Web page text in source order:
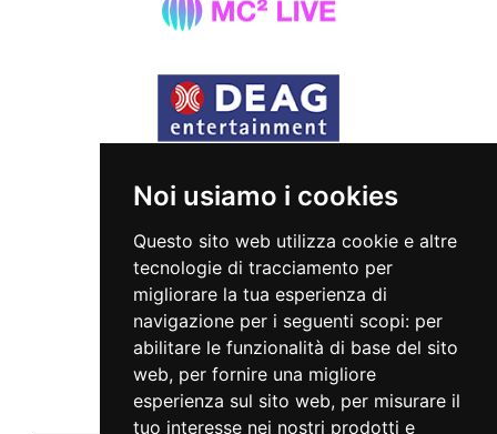
Noi usiamo i cookies
Questo sito web utilizza cookie e altre
tecnologie di tracciamento per
migliorare la tua esperienza di
navigazione per i seguenti scopi: per
abilitare le funzionalità di base del sito
web, per fornire una migliore
esperienza sul sito web, per misurare il
tuo interesse nei nostri prodotti e
INFO
info@mc2live.it
Informativa sito
Notizie
Tour
Faq
Contatti